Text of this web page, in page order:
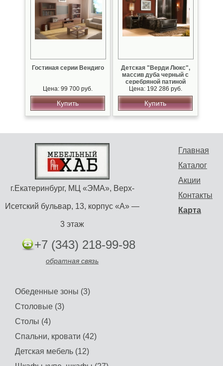
Гостиная серии Вендиго
Цена: 99 700 руб.
Купить
Детская "Верди Люкс",
массив дуба черный с
серебряной патиной
Цена: 192 286 руб.
Купить
Главная
Каталог
Акции
Контакты
Карта
г.Екатеринбург, МЦ «ЭМА», Верх-
Исетский бульвар, 13, корпус «А» —
3 этаж
+7 (343) 218-99-98
обратная связь
Обеденные зоны (3)
Столовые (3)
Столы (4)
Спальни, кровати (42)
Детская мебель (12)